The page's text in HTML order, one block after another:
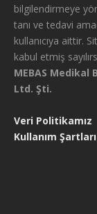
bilgilendirmeye
tanı ve tedavi
kullanıcıya aittir.
kabul etmiş
MEBAS Medikal
Ltd. Şti.
Veri Politikamız
Kullanım Şartları